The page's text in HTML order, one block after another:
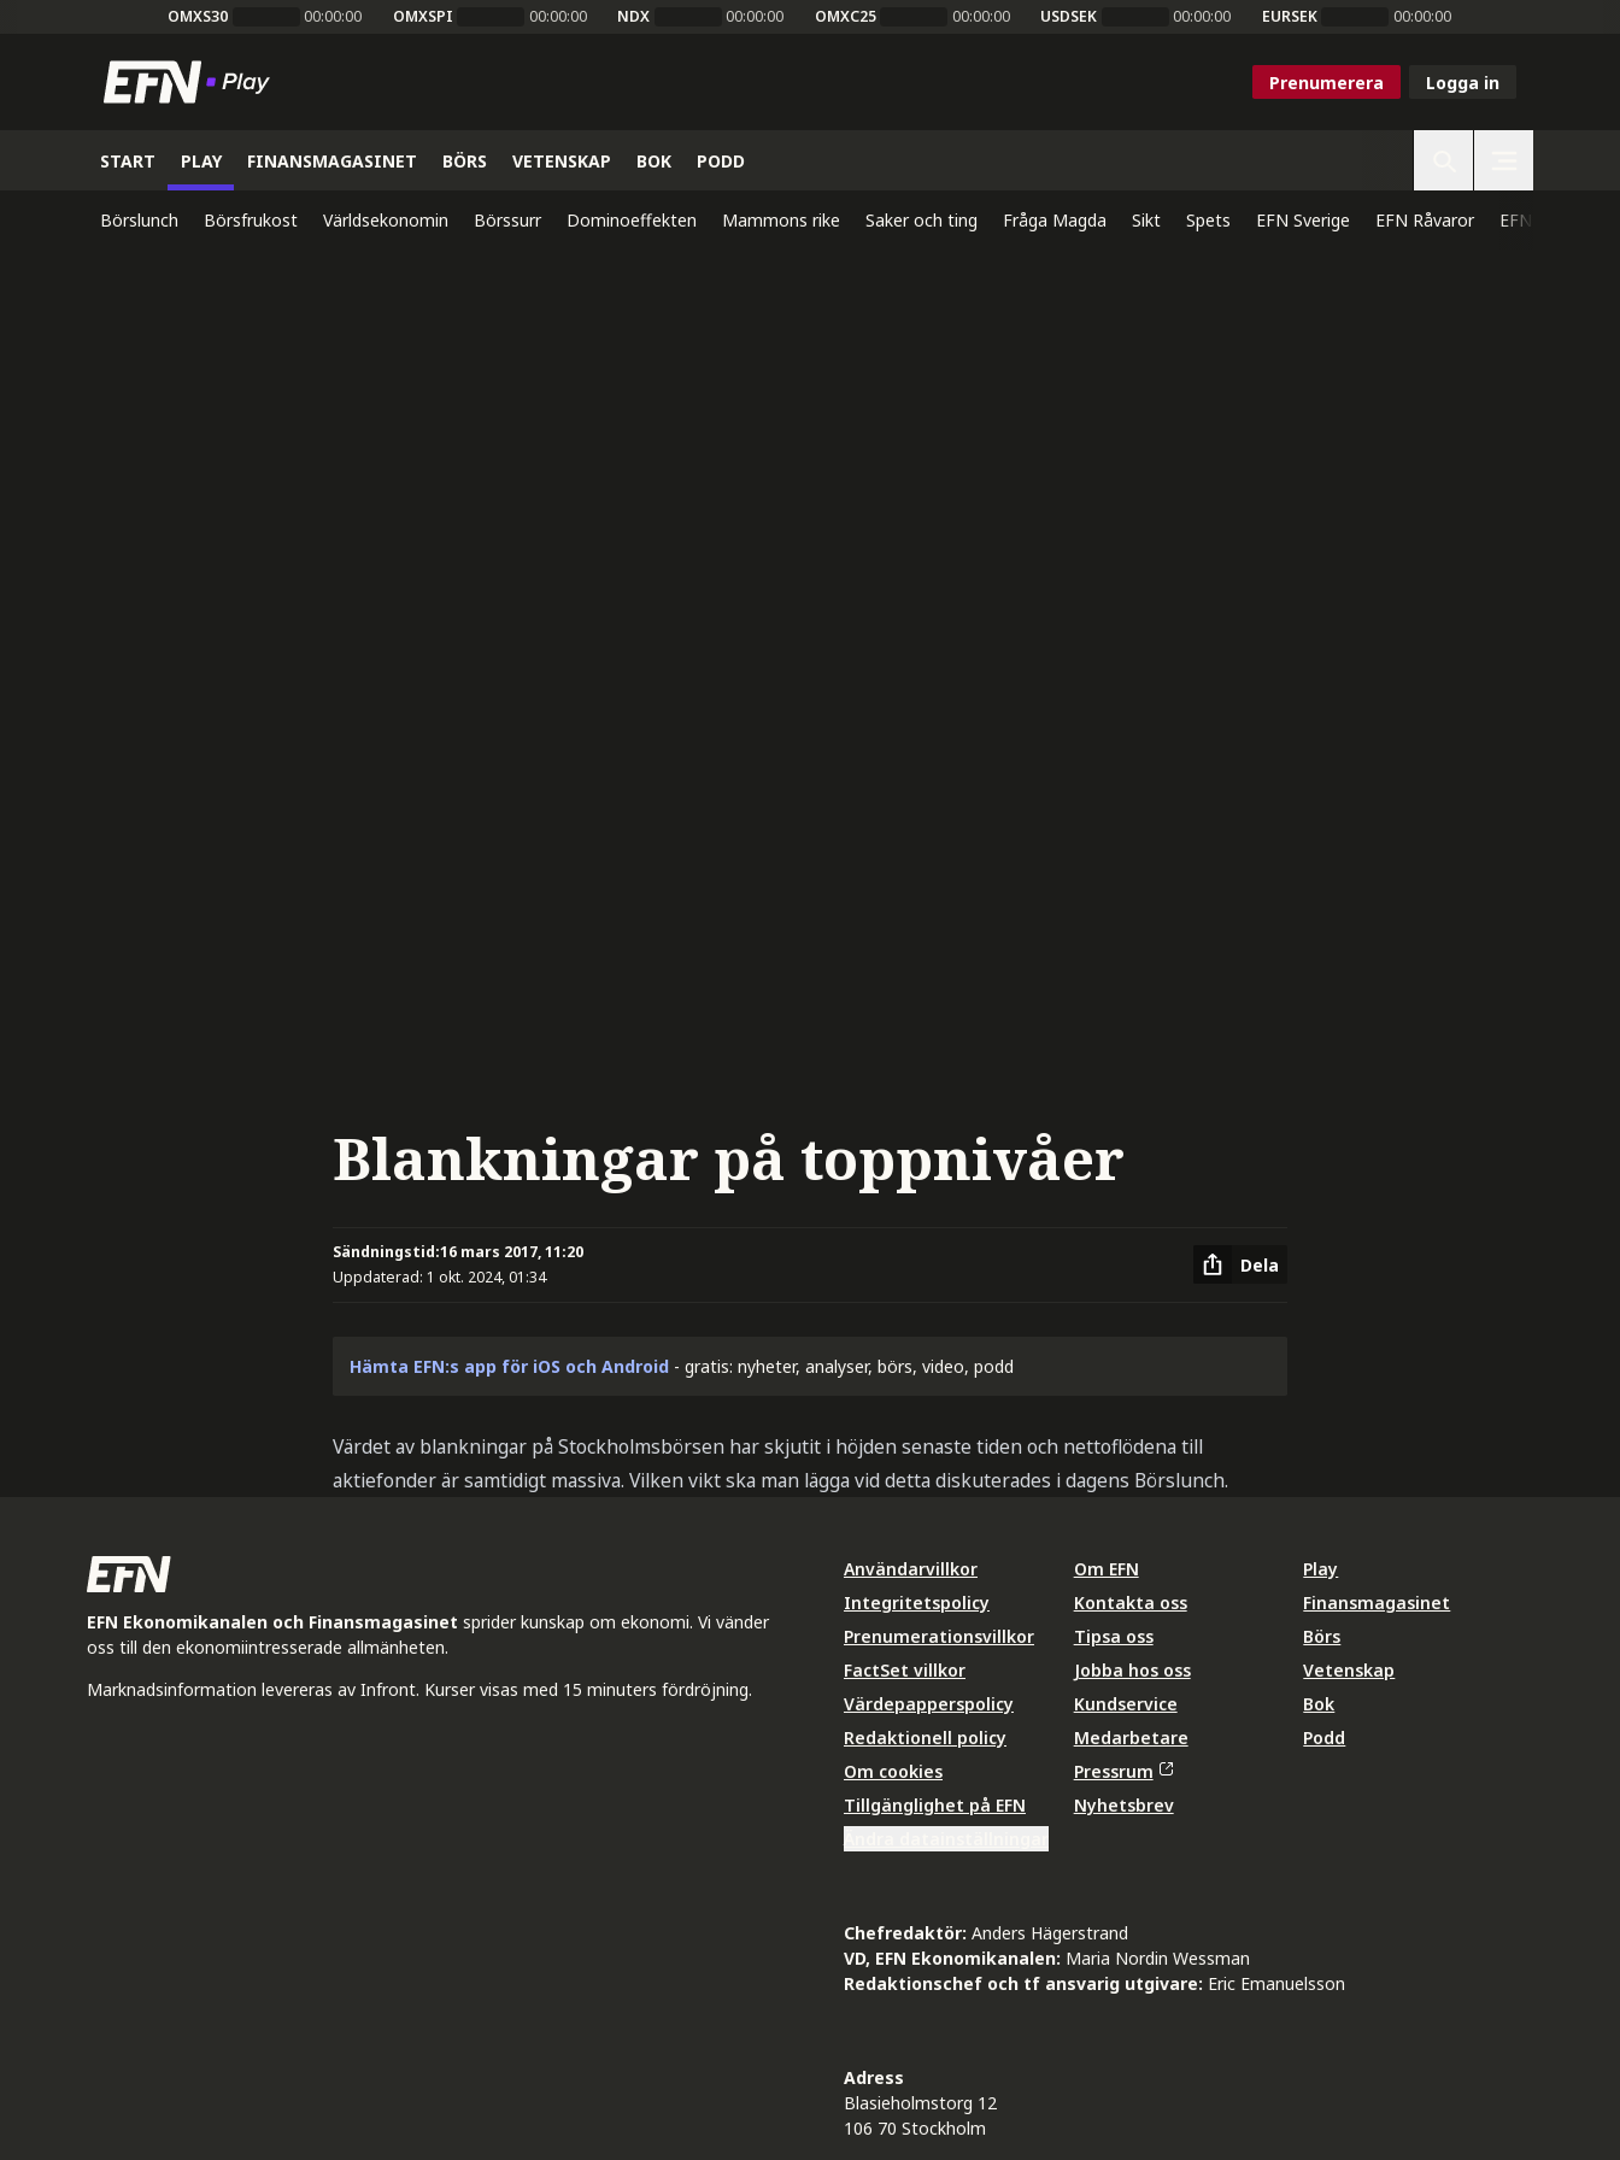
OMXS30 00:00:00 OMXSPI 00:00:00 NDX 00:00:00 OMXC25 00:00:00 USDSEK 00:00:00 EURSEK 00:00:00
Prenumerera Logga in
START PLAY FINANSMAGASINET BÖRS VETENSKAP BOK PODD
Börslunch Börsfrukost Världsekonomin Börssurr Dominoeffekten Mammons rike Saker och ting Fråga Magda Sikt Spets EFN Sverige EFN Råvaror EFN Direkt
Blankningar på toppnivåer
Sändningstid:16 mars 2017, 11:20
Uppdaterad: 1 okt. 2024, 01:34
Dela
Hämta EFN:s app för iOS och Android - gratis: nyheter, analyser, börs, video, podd
Värdet av blankningar på Stockholmsbörsen har skjutit i höjden senaste tiden och nettoflödena till
aktiefonder är samtidigt massiva. Vilken vikt ska man lägga vid detta diskuterades i dagens Börslunch.
EFN Ekonomikanalen och Finansmagasinet sprider kunskap om ekonomi. Vi vänder
oss till den ekonomiintresserade allmänheten.
Marknadsinformation levereras av Infront. Kurser visas med 15 minuters fördröjning.
Användarvillkor
Integritetspolicy
Prenumerationsvillkor
FactSet villkor
Värdepapperspolicy
Redaktionell policy
Om cookies
Tillgänglighet på EFN
Om EFN
Kontakta oss
Tipsa oss
Jobba hos oss
Kundservice
Medarbetare
Pressrum
Nyhetsbrev
Play
Finansmagasinet
Börs
Vetenskap
Bok
Podd
Chefredaktör: Anders Hägerstrand
VD, EFN Ekonomikanalen: Maria Nordin Wessman
Redaktionschef och tf ansvarig utgivare: Eric Emanuelsson
Adress
Blasieholmstorg 12
106 70 Stockholm